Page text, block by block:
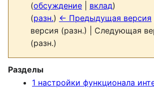
(обсуждение вклад)
(разн.) ← Предыдущая версия
версия (разн.) | Следующая
(разн.)
Разделы
1 настройки функционала